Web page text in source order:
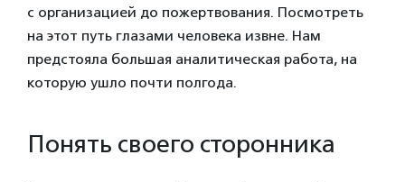
с организацией до пожертвования. Посмотреть
на этот путь глазами человека извне. Нам
предстояла большая аналитическая работа, на
которую ушло почти полгода.
Понять своего сторонника